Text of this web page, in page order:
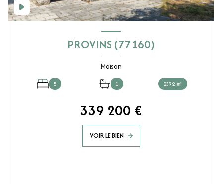
PROVINS (77160)
Maison
5 1 2392 ㎡
339 200 €
VOIR LE BIEN